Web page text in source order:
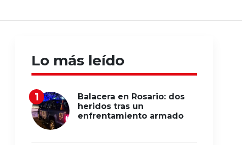
Lo más leído
Balacera en Rosario: dos
heridos tras un
enfrentamiento armado